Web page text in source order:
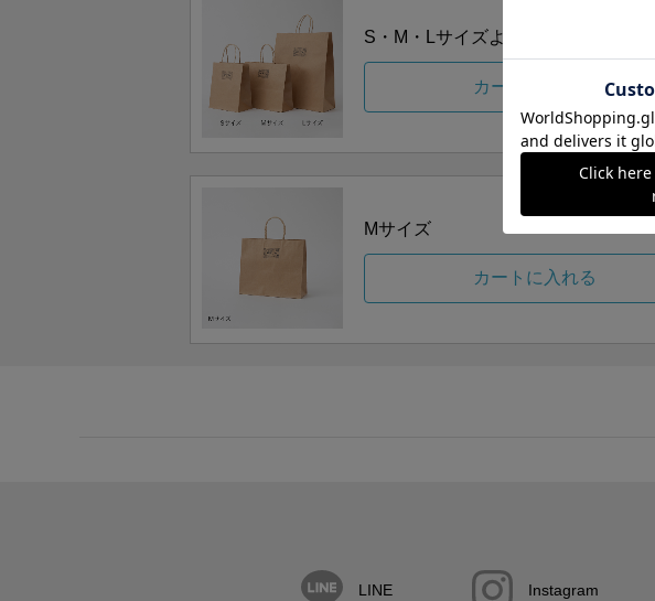
S・M・Lサイズより当店にお任せ
カートに入れる
Mサイズ
カートに入れる
LINE Instagram